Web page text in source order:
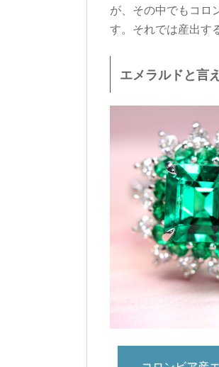
が、その中でもコロ
す。それでは産出す
エメラルドと言